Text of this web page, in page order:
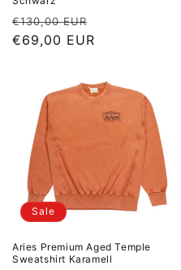
Normaler Preis
€130,00 EUR
€69,00 EUR
Sale
Aries Premium Aged Temple
Sweatshirt Karamell